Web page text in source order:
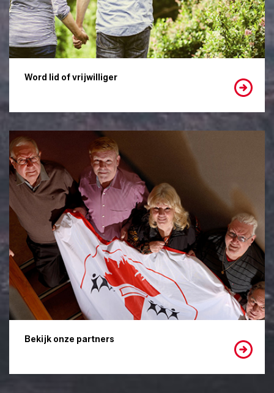
Word lid of vrijwilliger
Bekijk onze partners